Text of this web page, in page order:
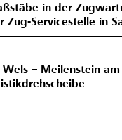
in der
Zug-Servicestelle in
Wels – Meilenstein